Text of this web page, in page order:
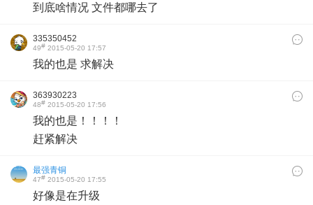
到底啥情况 文件都哪去了
335350452
49# 2015-05-20 17:57
我的也是 求解决
363930223
48# 2015-05-20 17:56
我的也是！！！！
赶紧解决
最强青铜
47# 2015-05-20 17:55
好像是在升级